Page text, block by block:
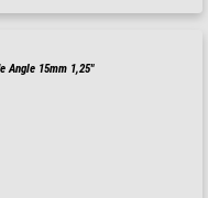
Angle 15mm 1,25"